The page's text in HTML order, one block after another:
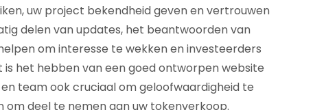
uw project bekendheid geven en vertrouwen
delen van updates, het beantwoorden van
om interesse te wekken en investeerders
het hebben van een goed ontworpen website
team ook cruciaal om geloofwaardigheid te
deel te nemen aan uw tokenverkoop.